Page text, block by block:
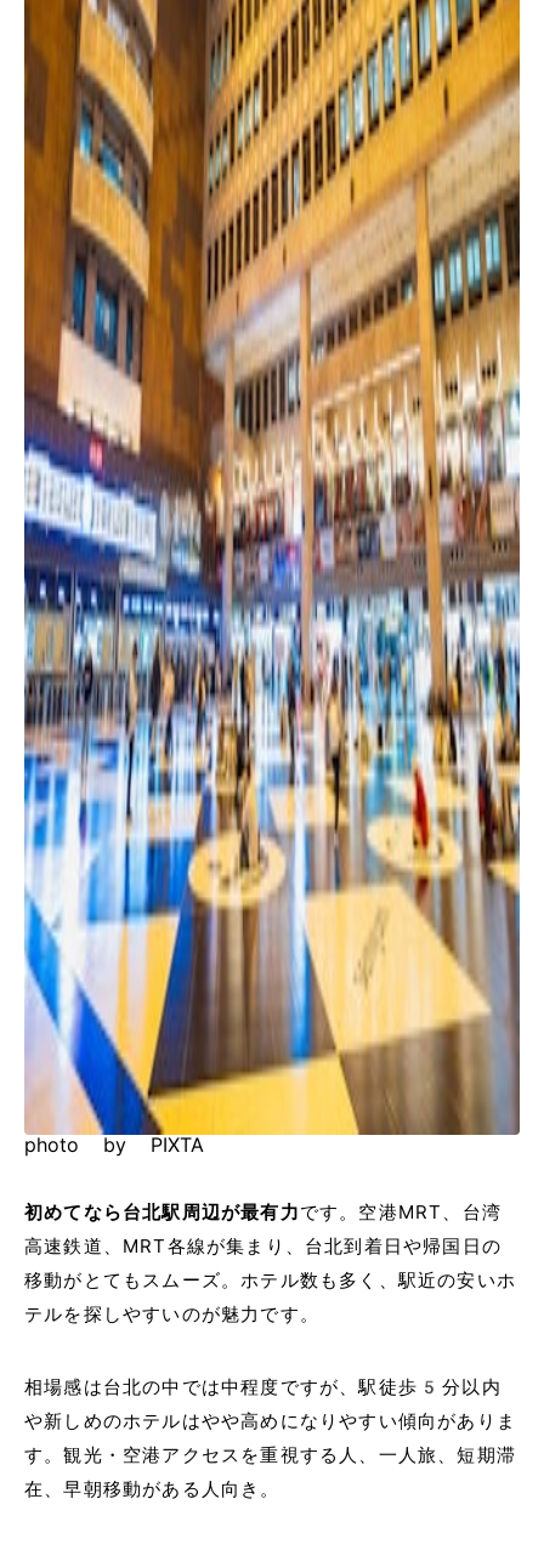
photo by PIXTA
初めてなら台北駅周辺が最有力です。空港MRT、台湾
高速鉄道、MRT各線が集まり、台北到着日や帰国日の
移動がとてもスムーズ。ホテル数も多く、駅近の安いホ
テルを探しやすいのが魅力です。
相場感は台北の中では中程度ですが、駅徒歩5分以内
や新しめのホテルはやや高めになりやすい傾向がありま
す。観光・空港アクセスを重視する人、一人旅、短期滞
在、早朝移動がある人向き。